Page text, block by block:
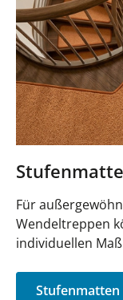
Für
Wendeltreppen
individuellen